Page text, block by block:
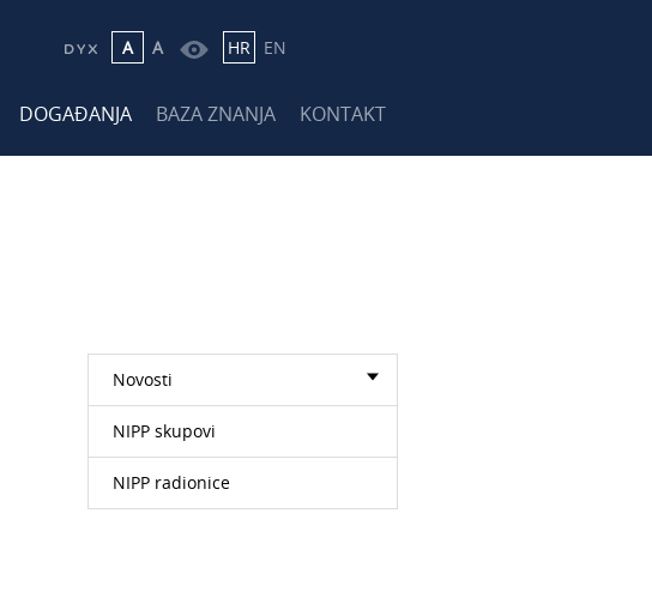
A A HR EN
DOGAĐANJA BAZA ZNANJA KONTAKT
Novosti
NIPP skupovi
NIPP radionice